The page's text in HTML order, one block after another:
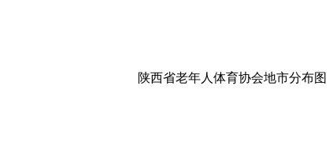
陕西省老年人体育协会地市分布图